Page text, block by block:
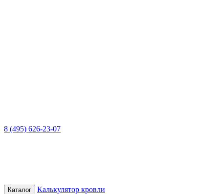
8 (495) 626-23-07
Каталог Калькулятор кровли